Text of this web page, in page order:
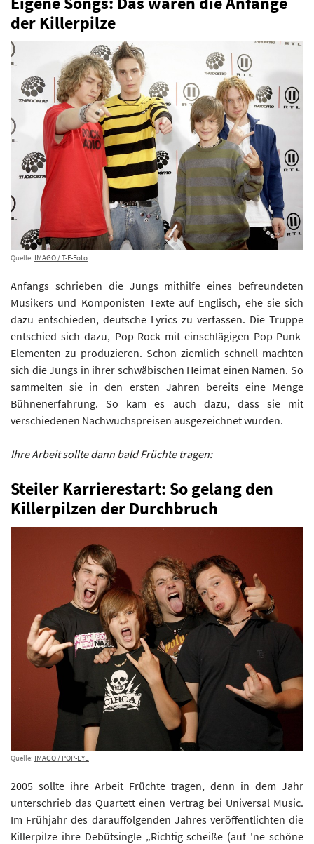
der Killerpilze
Quelle: IMAGO / T-F-Foto
Anfangs schrieben die Jungs mithilfe eines befreundeten
Musikers und Komponisten Texte auf Englisch, ehe sie sich
dazu entschieden, deutsche Lyrics zu verfassen. Die Truppe
entschied sich dazu, Pop-Rock mit einschlägigen Pop-Punk-
Elementen zu produzieren. Schon ziemlich schnell machten
sich die Jungs in ihrer schwäbischen Heimat einen Namen. So
sammelten sie in den ersten Jahren bereits eine Menge
Bühnenerfahrung. So kam es auch dazu, dass sie mit
verschiedenen Nachwuchspreisen ausgezeichnet wurden.
Ihre Arbeit sollte dann bald Früchte tragen:
Steiler Karrierestart: So gelang den
Killerpilzen der Durchbruch
Quelle: IMAGO / POP-EYE
2005 sollte ihre Arbeit Früchte tragen, denn in dem Jahr
unterschrieb das Quartett einen Vertrag bei Universal Music.
Im Frühjahr des darauffolgenden Jahres veröffentlichten die
Killerpilze ihre Debütsingle „Richtig scheiße (auf 'ne schöne